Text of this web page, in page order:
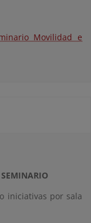
Movilidad e
iniciativas por sala